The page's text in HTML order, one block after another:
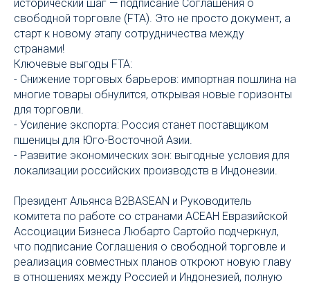
исторический шаг — подписание Соглашения о
свободной торговле (FTA). Это не просто документ, а
старт к новому этапу сотрудничества между
странами!
Ключевые выгоды FTA:
- Снижение торговых барьеров: импортная пошлина на
многие товары обнулится, открывая новые горизонты
для торговли.
- Усиление экспорта: Россия станет поставщиком
пшеницы для Юго-Восточной Азии.
- Развитие экономических зон: выгодные условия для
локализации российских производств в Индонезии.
Президент Альянса B2BASEAN и Руководитель
комитета по работе со странами АСЕАН Евразийской
Ассоциации Бизнеса Любарто Сартойо подчеркнул,
что подписание Соглашения о свободной торговле и
реализация совместных планов откроют новую главу
в отношениях между Россией и Индонезией, полную